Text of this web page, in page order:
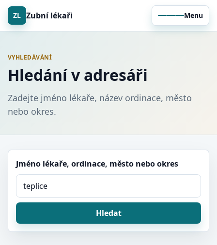
ZL Zubní lékaři Menu
VYHLEDÁVÁNÍ
Hledání v adresáři
Zadejte jméno lékaře, název ordinace, město
nebo okres.
Jméno lékaře, ordinace, město nebo okres
Hledat